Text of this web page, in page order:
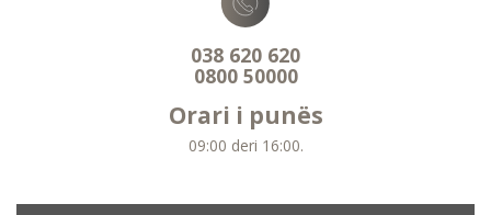
038 620 620
0800 50000
Orari i punës
09:00 deri 16:00.